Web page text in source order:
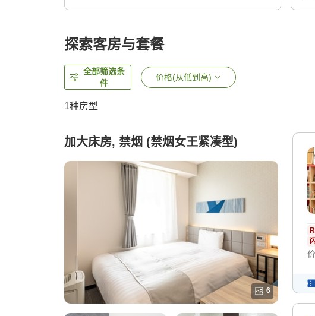
探索客房与套餐
全部筛选条
件
价格(从低到高)
1种房型
加大床房, 禁烟 (禁烟女王紧凑型)
6